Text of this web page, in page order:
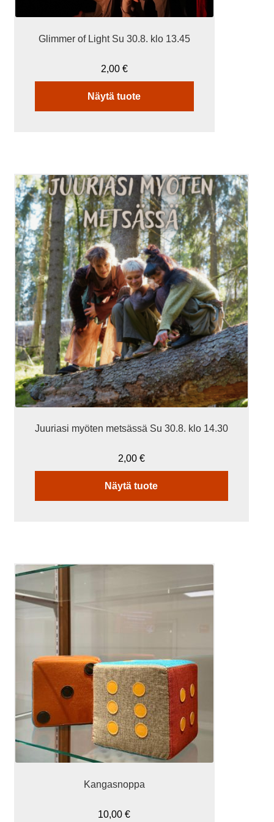
Glimmer of Light Su 30.8. klo 13.45
2,00 €
Näytä tuote
Juuriasi myöten metsässä Su 30.8. klo 14.30
2,00 €
Näytä tuote
Kangasnoppa
10,00€